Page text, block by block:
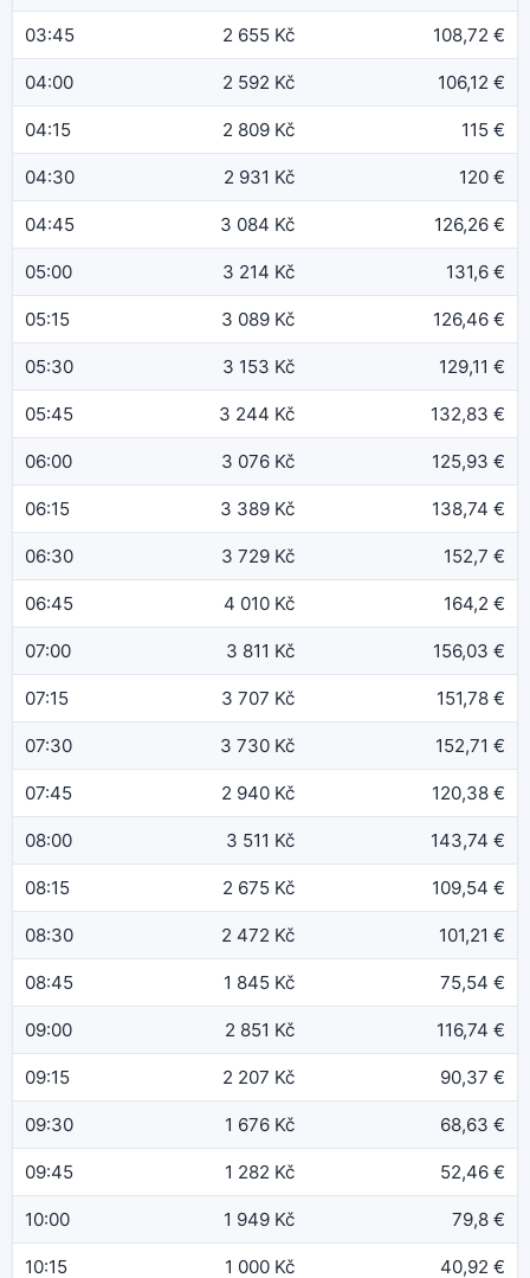
03:45 2 655 Kč 108,72 €
04:00 2 592 Kč 106,12 €
04:15 2 809 Kč 115 €
04:30 2 931 Kč 120 €
04:45 3 084 Kč 126,26 €
05:00 3 214 Kč 131,6 €
05:15 3 089 Kč 126,46 €
05:30 3 153 Kč 129,11 €
05:45 3 244 Kč 132,83 €
06:00 3 076 Kč 125,93 €
06:15 3 389 Kč 138,74 €
06:30 3 729 Kč 152,7 €
06:45 4 010 Kč 164,2 €
07:00 3 811 Kč 156,03 €
07:15 3 707 Kč 151,78 €
07:30 3 730 Kč 152,71 €
07:45 2 940 Kč 120,38 €
08:00 3 511 Kč 143,74 €
08:15 2 675 Kč 109,54 €
08:30 2 472 Kč 101,21 €
08:45 1 845 Kč 75,54 €
09:00 2 851 Kč 116,74 €
09:15 2 207 Kč 90,37 €
09:30 1 676 Kč 68,63 €
09:45 1 282 Kč 52,46 €
10:00 1 949 Kč 79,8 €
10:15 1 000 Kč 40,92 €